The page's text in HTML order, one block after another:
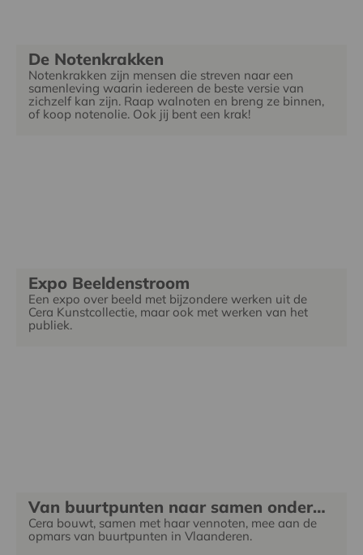
De Notenkrakken
Notenkrakken zijn mensen die streven naar een
samenleving waarin iedereen de beste versie van
zichzelf kan zijn. Raap walnoten en breng ze binnen,
of koop notenolie. Ook jij bent een krak!
Expo Beeldenstroom
Een expo over beeld met bijzondere werken uit de
Cera Kunstcollectie, maar ook met werken van het
publiek.
Van buurtpunten naar samen ondernemen met je buurt
Cera bouwt, samen met haar vennoten, mee aan de
opmars van buurtpunten in Vlaanderen.